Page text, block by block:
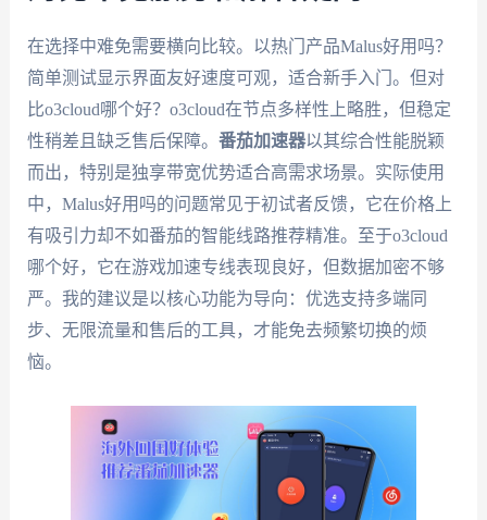
在选择中难免需要横向比较。以热门产品Malus好用吗？
简单测试显示界面友好速度可观，适合新手入门。但对
比o3cloud哪个好？o3cloud在节点多样性上略胜，但稳定
性稍差且缺乏售后保障。 番茄加速器以其综合性能脱颖
而出，特别是独享带宽优势适合高需求场景。实际使用
中，Malus好用吗的问题常见于初试者反馈，它在价格上
有吸引力却不如番茄的智能线路推荐精准。至于o3cloud
哪个好，它在游戏加速专线表现良好，但数据加密不够
严。我的建议是以核心功能为导向：优选支持多端同
步、无限流量和售后的工具，才能免去频繁切换的烦
恼。